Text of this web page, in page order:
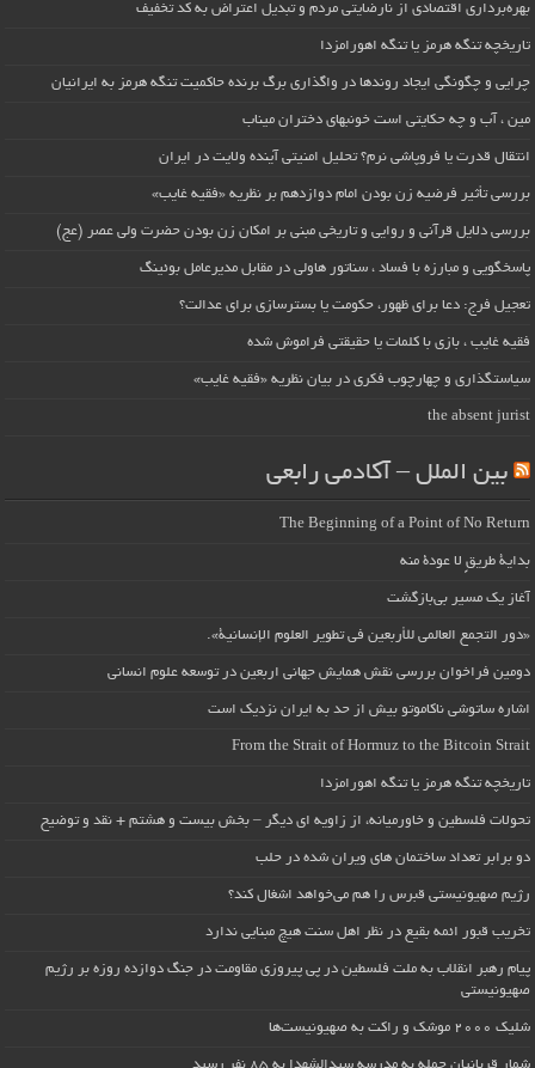
بهره‌برداری اقتصادی از نارضایتی مردم و تبدیل اعتراض به کد تخفیف
تاریخچه تنگه هرمز یا تنگه اهورامزدا
چرایی و چگونگی ایجاد روندها در واگذاری برگ برنده حاکمیت تنگه هرمز به ایرانیان
مین ، آب و چه حکایتی است خونبهای دختران میناب
انتقال قدرت یا فروپاشی نرم؟ تحلیل امنیتی آینده ولایت در ایران
بررسی تأثیر فرضیه زن بودن امام دوازدهم بر نظریه «فقیه غایب»
بررسی دلایل قرآنی و روایی و تاریخی مبنی بر امکان زن بودن حضرت ولی عصر (عج)
پاسخگویی و مبارزه با فساد ، سناتور هاولی در مقابل مدیرعامل بوئینگ
تعجیل فرج: دعا برای ظهور، حکومت یا بسترسازی برای عدالت؟
فقیه غایب ، بازی با کلمات یا حقیقتی فراموش شده
سیاستگذاری و چهارچوب فکری در بیان نظریه «فقیه غایب»
the absent jurist
بین الملل – آکادمی رابعی
The Beginning of a Point of No Return
بداية طريقٍ لا عودة منه
آغاز یک مسیر بی‌بازگشت
«دور التجمع العالمي للأربعين في تطوير العلوم الإنسانية».
دومین فراخوان بررسی نقش همایش جهانی اربعین در توسعه علوم انسانی
اشاره ساتوشی ناکاموتو بیش از حد به ایران نزدیک است
From the Strait of Hormuz to the Bitcoin Strait
تاریخچه تنگه هرمز یا تنگه اهورامزدا
تحولات فلسطین و خاورمیانه، از زاویه ای دیگر – بخش بیست و هشتم + نقد و توضیح
دو برابر تعداد ساختمان های ویران شده در حلب
رژیم صهیونیستی قبرس را هم می‌خواهد اشغال کند؟
تخریب قبور ائمه بقیع در نظر اهل سنت هیچ مبنایی ندارد
پیام رهبر انقلاب به ملت فلسطین در پی پیروزی مقاومت در جنگ دوازده روزه بر رژیم
صهیونیستی
شلیک ۲۰۰۰ موشک و راکت به صهیونیست‌ها